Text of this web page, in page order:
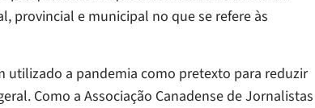
provincial e municipal no que se refere às
utilizado a pandemia como pretexto para reduzir
Como a Associação Canadense de Jornalistas